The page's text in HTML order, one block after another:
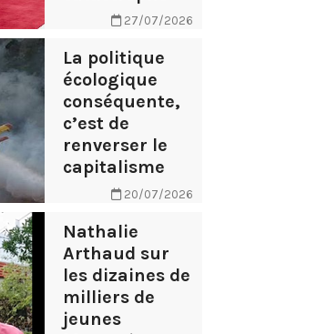
27/07/2026
La politique
écologique
conséquente,
c’est de
renverser le
capitalisme
20/07/2026
Nathalie
Arthaud sur
les dizaines de
milliers de
jeunes